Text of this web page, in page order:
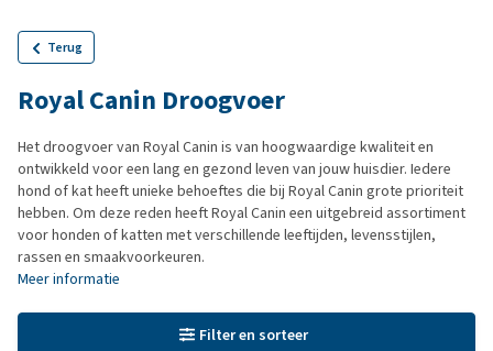
Terug
Royal Canin Droogvoer
Het droogvoer van Royal Canin is van hoogwaardige kwaliteit en
ontwikkeld voor een lang en gezond leven van jouw huisdier. Iedere
hond of kat heeft unieke behoeftes die bij Royal Canin grote prioriteit
hebben. Om deze reden heeft Royal Canin een uitgebreid assortiment
voor honden of katten met verschillende leeftijden, levensstijlen,
rassen en smaakvoorkeuren.
Meer informatie
Filter en sorteer